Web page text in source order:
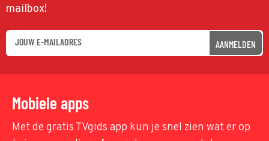
mailbox!
AANMELDEN
Mobiele apps
Met de gratis TVgids app kun je snel zien wat er op